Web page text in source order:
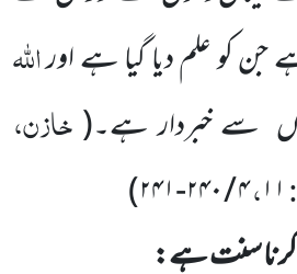
جن کو علم دیا گیا ہے اوراللّٰہ
سے خبردار ہے۔(خازن،
۱۱،۴/۲۴۰-۲۴۱)
کرنا سنت ہے: